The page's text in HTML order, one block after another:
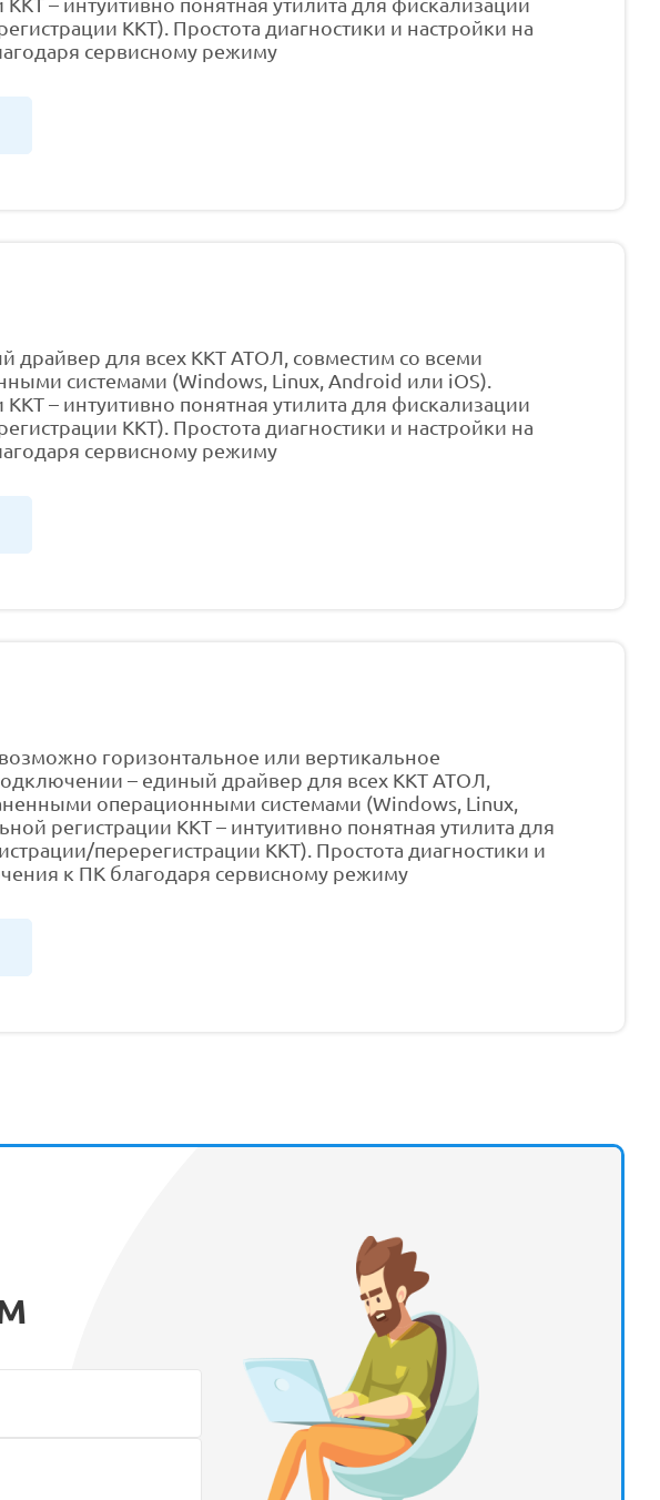
– интуитивно понятная утилита для фискализации
ККТ). Простота диагностики и настройки на
сервисному режиму
для всех ККТ АТОЛ, совместим со всеми
системами (Windows, Linux, Android или iOS).
– интуитивно понятная утилита для фискализации
ККТ). Простота диагностики и настройки на
сервисному режиму
горизонтальное или вертикальное
– единый драйвер для всех ККТ АТОЛ,
операционными системами (Windows, Linux,
регистрации ККТ – интуитивно понятная утилита для
перерегистрации ККТ). Простота диагностики и
к ПК благодаря сервисному режиму